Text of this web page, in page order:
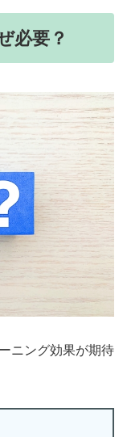
必要？
ニング効果が期待